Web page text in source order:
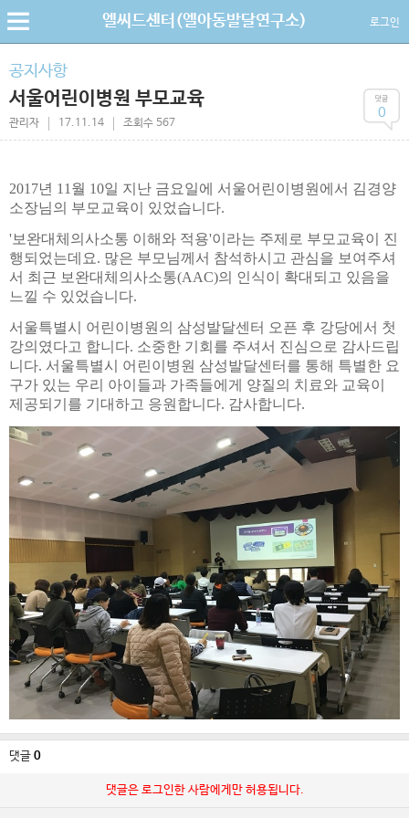
엘씨드센터(엘아동발달연구소) 로그인
공지사항
서울어린이병원 부모교육
관리자 17.11.14 조회수 567
0
2017년 11월 10일 지난 금요일에 서울어린이병원에서 김경양
소장님의 부모교육이 있었습니다.
'보완대체의사소통 이해와 적용'이라는 주제로 부모교육이 진
행되었는데요. 많은 부모님께서 참석하시고 관심을 보여주셔
서 최근 보완대체의사소통(AAC)의 인식이 확대되고 있음을
느낄 수 있었습니다.
서울특별시 어린이병원의 삼성발달센터 오픈 후 강당에서 첫
강의였다고 합니다. 소중한 기회를 주셔서 진심으로 감사드립
니다. 서울특별시 어린이병원 삼성발달센터를 통해 특별한 요
구가 있는 우리 아이들과 가족들에게 양질의 치료와 교육이
제공되기를 기대하고 응원합니다. 감사합니다.
댓글 0
댓글은 로그인한 사람에게만 허용됩니다.